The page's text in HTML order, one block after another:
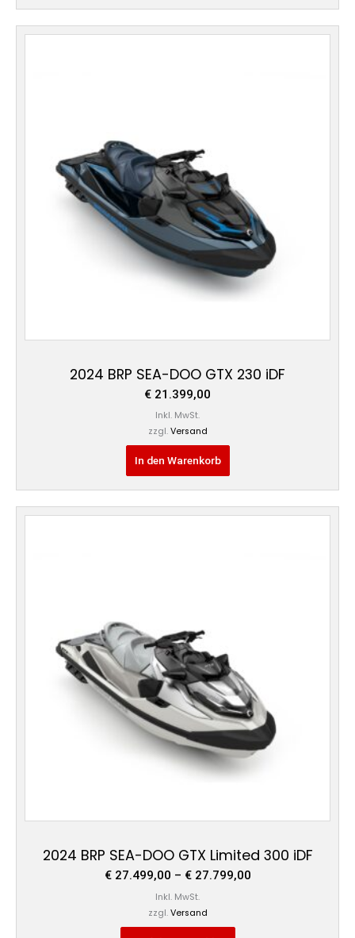
2024 BRP SEA-DOO GTX 230 iDF
€ 21.399,00
Inkl. MwSt.
zzgl. Versand
In den Warenkorb
2024 BRP SEA-DOO GTX Limited 300 iDF
€27.499,00 – €27.799,00
Preisspanne:
Inkl. MwSt.
zzgl. Versand
Dieses
Die
Optionen
können
auf
der
Produktseite
gewählt
werden